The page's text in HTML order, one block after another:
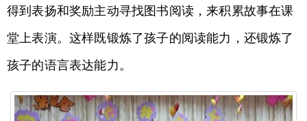
得到表扬和奖励主动寻找图书阅读，来积累故事在课
堂上表演。这样既锻炼了孩子的阅读能力，还锻炼了
孩子的语言表达能力。